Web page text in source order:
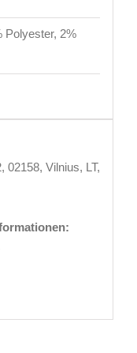
Polyester, 2%
02158, Vilnius, LT,